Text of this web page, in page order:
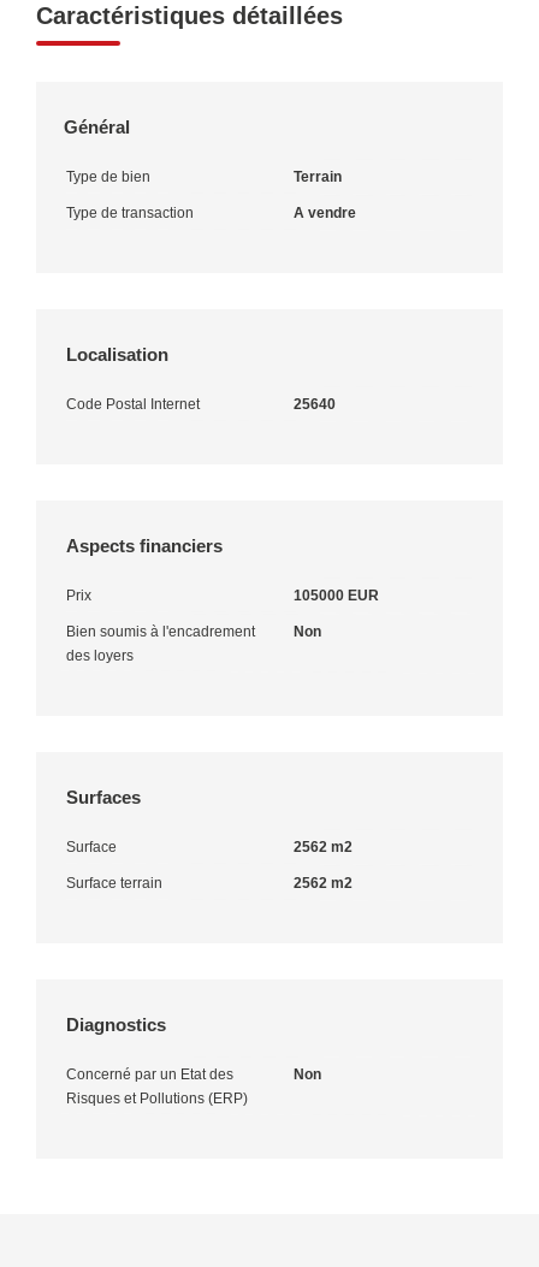
Caractéristiques détaillées
Général
Type de bien Terrain
Type de transaction A vendre
Localisation
Code Postal Internet 25640
Aspects financiers
Prix 105000 EUR
Bien soumis à l'encadrement
des loyers
Non
Surfaces
Surface 2562 m2
Surface terrain 2562 m2
Diagnostics
Concerné par un Etat des
Risques et Pollutions (ERP)
Non